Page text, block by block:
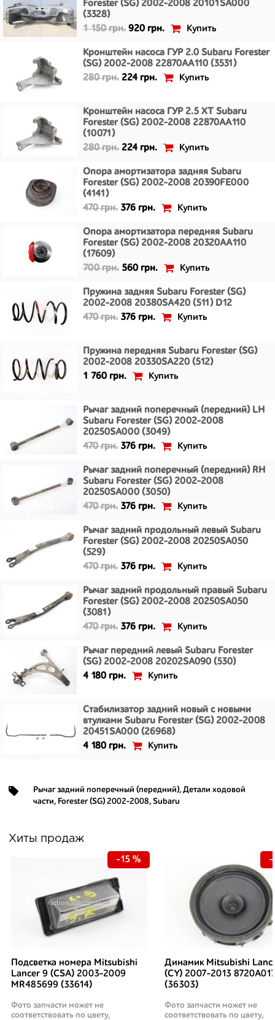
Forester (SG) 2002-2008 20101SA000
(3328)
1 150 грн. 920 грн. Купить
Кронштейн насоса ГУР 2.0 Subaru Forester
(SG) 2002-2008 22870AA110 (3531)
280 грн. 224 грн. Купить
Кронштейн насоса ГУР 2.5 XT Subaru
Forester (SG) 2002-2008 22870AA110
(10071)
280 грн. 224 грн. Купить
Опора амортизатора задняя Subaru
Forester (SG) 2002-2008 20390FE000
(4141)
470 грн. 376 грн. Купить
Опора амортизатора передняя Subaru
Forester (SG) 2002-2008 20320AA110
(17609)
700 грн. 560 грн. Купить
Пружина задняя Subaru Forester (SG)
2002-2008 20380SA420 (511) D12
470 грн. 376 грн. Купить
Пружина передняя Subaru Forester (SG)
2002-2008 20330SA220 (512)
1 760 грн.
Купить
Рычаг задний поперечный (передний) LH
Subaru Forester (SG) 2002-2008
20250SA000 (3049)
470 грн. 376 грн. Купить
Рычаг задний поперечный (передний) RH
Subaru Forester (SG) 2002-2008
20250SA000 (3050)
470 грн. 376 грн. Купить
Рычаг задний продольный левый Subaru
Forester (SG) 2002-2008 20250SA050
(529)
470 грн. 376 грн. Купить
Рычаг задний продольный правый Subaru
Forester (SG) 2002-2008 20250SA050
(3081)
470 грн. 376 грн. Купить
Рычаг передний левый Subaru Forester
(SG) 2002-2008 20202SA090 (530)
4 180 грн.
Купить
Стабилизатор задний новый с новыми
втулками Subaru Forester (SG) 2002-2008
20451SA000 (26968)
4 180 грн.
Купить
Рычаг задний поперечный (передний), Детали ходовой
части, Forester (SG) 2002-2008, Subaru
Хиты продаж
Подсветка номера Mitsubishi
Lancer 9 (CSA) 2003-2009
MR485699 (33614)
Фото запчасти может не
соответствовать по цвету,
-15 %
Динамик Mitsubishi
(CY) 2007-2013
(36303)
Фото запчасти может не
соответствовать по цвету,
-